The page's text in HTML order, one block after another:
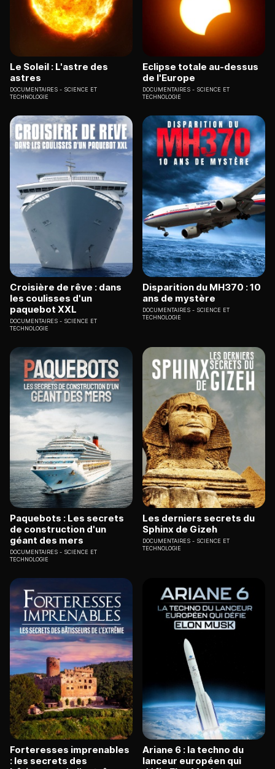
Le Soleil : L'astre des
astres
DOCUMENTAIRES
SCIENCE ET
TECHNOLOGIE
Eclipse totale au-dessus
de l'Europe
DOCUMENTAIRES
SCIENCE ET
TECHNOLOGIE
Croisière de rêve : dans
les coulisses d'un
paquebot XXL
DOCUMENTAIRES
SCIENCE ET
TECHNOLOGIE
Disparition du MH370 : 10
ans de mystère
DOCUMENTAIRES
SCIENCE ET
TECHNOLOGIE
Paquebots : Les secrets
de construction d'un
géant des mers
DOCUMENTAIRES
SCIENCE ET
TECHNOLOGIE
Les derniers secrets du
Sphinx de Gizeh
DOCUMENTAIRES
SCIENCE ET
TECHNOLOGIE
Forteresses imprenables
: les secrets des
Ariane 6 : la techno du
lanceur européen qui